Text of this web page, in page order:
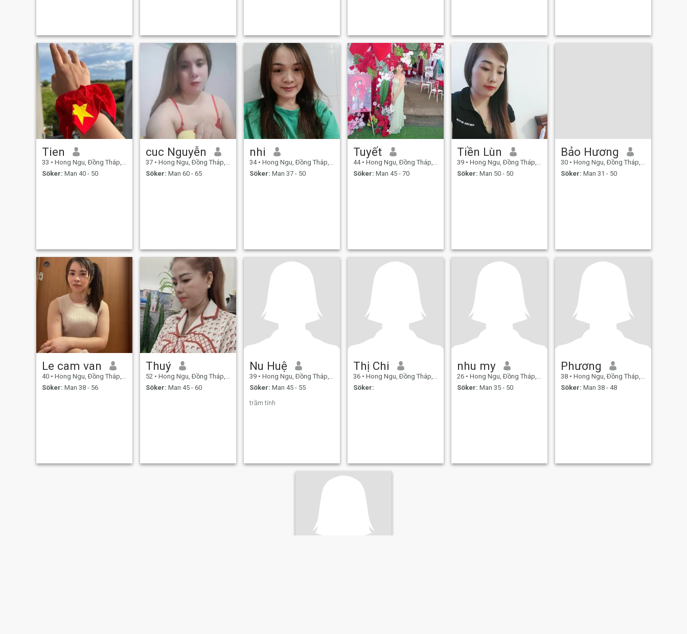
Tien
33 • Hong Ngu, Ðồng Tháp, Vietnam
Söker: Man 40 - 50
cuc Nguyễn
37 • Hong Ngu, Ðồng Tháp, Vietnam
Söker: Man 60 - 65
nhi
34 • Hong Ngu, Ðồng Tháp, Vietnam
Söker: Man 37 - 50
Tuyết
44 • Hong Ngu, Ðồng Tháp, Vietnam
Söker: Man 45 - 70
Tiền Lùn
39 • Hong Ngu, Ðồng Tháp, Vietnam
Söker: Man 50 - 50
Bảo Hương
30 • Hong Ngu, Ðồng Tháp, Vietnam
Söker: Man 31 - 50
Le cam van
40 • Hong Ngu, Ðồng Tháp, Vietnam
Söker: Man 38 - 56
Thuý
52 • Hong Ngu, Ðồng Tháp, Vietnam
Söker: Man 45 - 60
Nu Huệ
39 • Hong Ngu, Ðồng Tháp, Vietnam
Söker: Man 45 - 55
trầm tính
Thị Chi
36 • Hong Ngu, Ðồng Tháp, Vietnam
Söker:
nhu my
26 • Hong Ngu, Ðồng Tháp, Vietnam
Söker: Man 35 - 50
Phương
38 • Hong Ngu, Ðồng Tháp, Vietnam
Söker: Man 38 - 48